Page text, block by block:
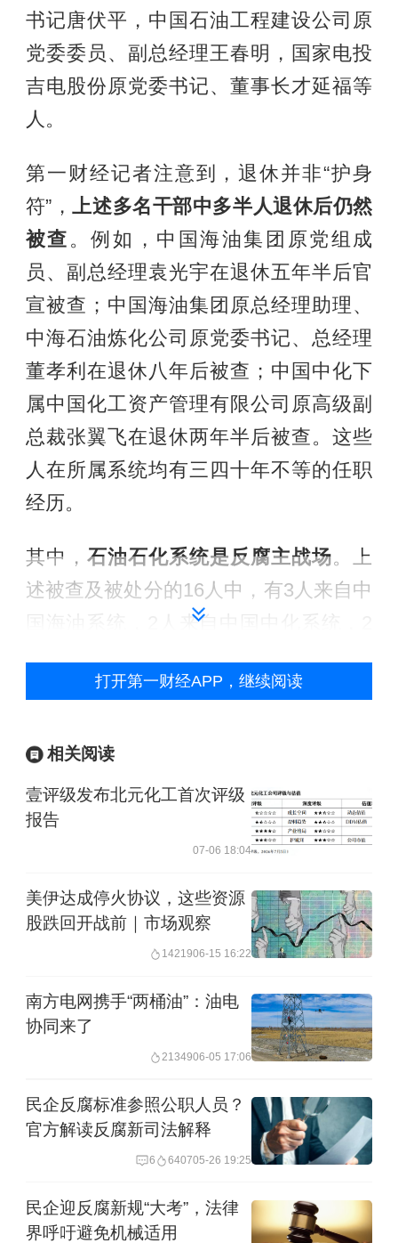
书记唐伏平，中国石油工程建设公司原
党委委员、副总经理王春明，国家电投
吉电股份原党委书记、董事长才延福等
人。
第一财经记者注意到，退休并非“护身
符”，上述多名干部中多半人退休后仍然
被查 。例如，中国海油集团原党组成
员、副总经理袁光宇在退休五年半后官
宣被查；中国海油集团原总经理助理、
中海石油炼化公司原党委书记、总经理
董孝利在退休八年后被查；中国中化下
属中国化工资产管理有限公司原高级副
总裁张翼飞在退休两年半后被查。这些
人在所属系统均有三四十年不等的任职
经历。
其中， 石油石化系统是反腐主战场。上
述被查及被处分的16人中，有3人来自中
国海油系统，2人来自中国中化系统，2
国家管网集团系统。
中央纪委国家监委网站曾发文称，“石
其主要业务为国家所垄断。国家赋予有
关部门能源项目审批权和大型国企垄断
家能源安全。但相对集中的能源审批权
和国有企业的垄断经营权，很容易成为
公关的对象，导致能源领域成为权力寻
租的重灾区。”
例如据中央纪委国家监委7月31日消息，
袁光宇因严重违纪违法被开除党籍。经
查，他搞钱色交易，退休后违规从事与
规任职；肆无忌惮“靠石油吃石油”，大搞
打开第一财经APP，继续阅读
相关阅读
壹评级发布北元化工首次评级
报告
07-06 18:04
美伊达成停火协议，这些资源
股跌回开战前｜市场观察
1421906-15 16:22
南方电网携手“两桶油”：油电
协同来了
2134906-05 17:06
民企反腐标准参照公职人员？
官方解读反腐新司法解释
6 640705-26 19:25
民企迎反腐新规“大考”，法律
界呼吁避免机械适用